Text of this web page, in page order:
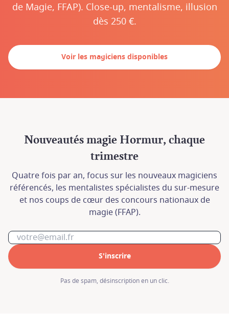
de Magie, FFAP). Close-up, mentalisme, illusion
dès 250 €.
Voir les magiciens disponibles
Nouveautés magie Hormur, chaque
trimestre
Quatre fois par an, focus sur les nouveaux magiciens
référencés, les mentalistes spécialistes du sur-mesure
et nos coups de cœur des concours nationaux de
magie (FFAP).
S'inscrire
Pas de spam, désinscription en un clic.
En cas de besoin, contactez nous à l'adresse
contact@hormur.com
ou au 07 82 74 05 14.
En cas de besoin, contactez nous à l'adresse
contact@hormur.com
ou au 07 82 74 05 14.